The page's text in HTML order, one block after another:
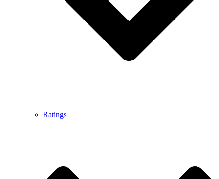
Ratings